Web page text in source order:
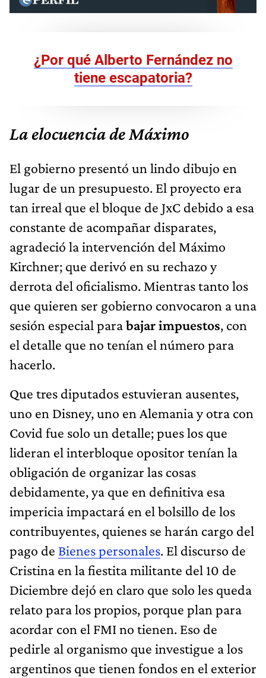
¿Por qué Alberto Fernández no
tiene escapatoria?
La elocuencia de Máximo
El gobierno presentó un lindo dibujo en
lugar de un presupuesto. El proyecto era
tan irreal que el bloque de JxC debido a esa
constante de acompañar disparates,
agradeció la intervención del Máximo
Kirchner; que derivó en su rechazo y
derrota del oficialismo. Mientras tanto los
que quieren ser gobierno convocaron a una
sesión especial parabajar impuestos, con
el detalle que no tenían el número para
hacerlo.
Que tres diputados estuvieran ausentes,
uno en Disney, uno en Alemania y otra con
Covid fue solo un detalle; pues los que
lideran el interbloque opositor tenían la
obligación de organizar las cosas
debidamente, ya que en definitiva esa
impericia impactará en el bolsillo de los
contribuyentes, quienes se harán cargo del
pago de Bienes personales. El discurso de
Cristina en la fiestita militante del 10 de
Diciembre dejó en claro que solo les queda
relato para los propios, porque plan para
acordar con el FMI no tienen. Eso de
pedirle al organismo que investigue a los
argentinos que tienen fondos en el exterior